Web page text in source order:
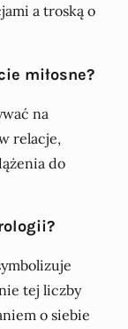
a troską o
miłosne?
na
relacje,
do
tej liczby
o siebie